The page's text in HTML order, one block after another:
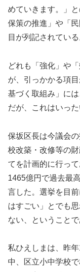
めていきます。」
保策の推進」や「
目が列記されている
どれも「強化」や
が、引っかかる項
基づく取組み」に
だが、これはいっ
保坂区長は今議会
校改築・改修等の
てを計画的に行っ
1465億円で過去最
言した。選挙を目
はすごい」とでも
ない、ということで
私ひえしまは、昨
中、区立小中学校